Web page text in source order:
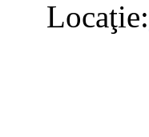
Locaţie: